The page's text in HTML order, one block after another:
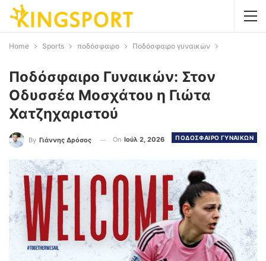
Home Sports ποδόσφαιρο Ποδόσφαιρο γυναικών
Ποδόσφαιρο Γυναικών: Στον
Οδυσσέα Μοσχάτου η Γιώτα
Χατζηχαριστού
ΠΟΔΟΣΦΑΙΡΟ ΓΥΝΑΙΚΩΝ
By Γιάννης Δρόσος On Ιούλ 2, 2026